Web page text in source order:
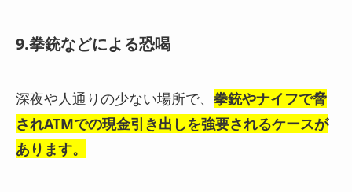
9.拳銃などによる恐喝
深夜や人通りの少ない場所で、 拳銃やナイフで脅
されATMでの現金引き出しを強要されるケースが
あります。